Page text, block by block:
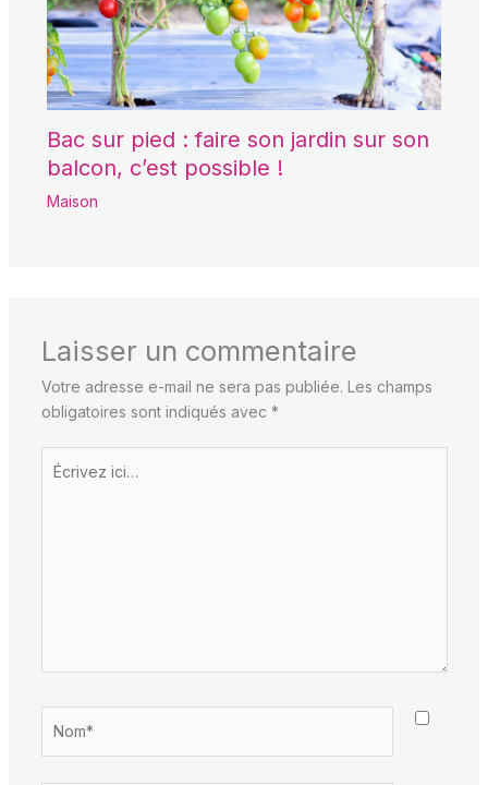
Bac sur pied : faire son jardin sur son
balcon, c’est possible !
Maison
Laisser un commentaire
Votre adresse e-mail ne sera pas publiée. Les champs
obligatoires sont indiqués avec *
Écrivez
ici…